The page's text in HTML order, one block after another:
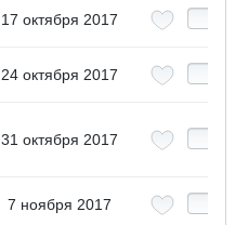
17 октября 2017
24 октября 2017
31 октября 2017
7 ноября 2017